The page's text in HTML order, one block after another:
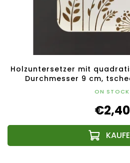
Holzuntersetzer mit
Durchmesser 9 cm,
ON STOCK
€2,40